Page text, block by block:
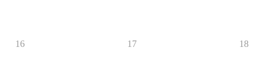
16 17 18